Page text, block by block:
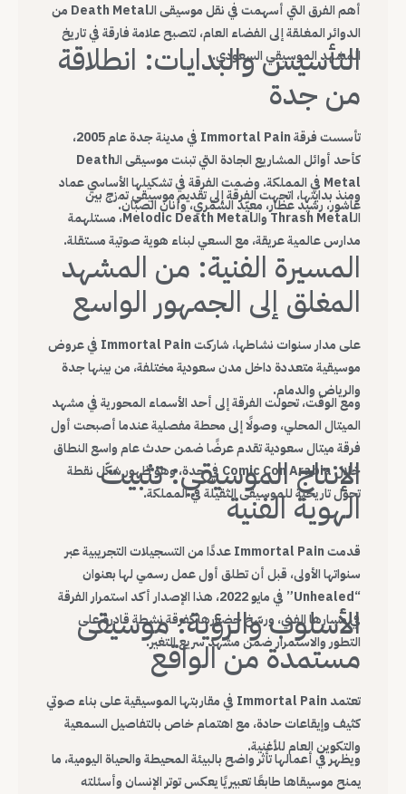
أهم الفرق التي أسهمت في نقل موسيقى الـDeath Metal من
الدوائر المغلقة إلى الفضاء العام، لتصبح علامة فارقة في تاريخ
المشهد الموسيقي السعودي.
التأسيس والبدايات: انطلاقة
من جدة
تأسست فرقة Immortal Pain في مدينة جدة عام 2005،
كأحد أوائل المشاريع الجادة التي تبنت موسيقى الـDeath
Metal في المملكة. وضمت الفرقة في تشكيلها الأساسي عماد
عاشور، رشيد عطار، معيّد الشمّري، وأنان الصبّان.
ومنذ بدايتها، اتجهت الفرقة إلى تقديم موسيقى تمزج بين
الـThrash Metal والـMelodic Death Metal، مستلهمة
مدارس عالمية عريقة، مع السعي لبناء هوية صوتية مستقلة.
المسيرة الفنية: من المشهد
المغلق إلى الجمهور الواسع
على مدار سنوات نشاطها، شاركت Immortal Pain في عروض
موسيقية متعددة داخل مدن سعودية مختلفة، من بينها جدة
والرياض والدمام.
ومع الوقت، تحولت الفرقة إلى أحد الأسماء المحورية في مشهد
الميتال المحلي، وصولًا إلى محطة مفصلية عندما أصبحت أول
فرقة ميتال سعودية تقدم عرضًا ضمن حدث عام واسع النطاق
خلال Comic Con Arabia في جدة، وهو ظهور شكّل نقطة
تحول تاريخية للموسيقى الثقيلة في المملكة.
الإنتاج الموسيقي: تثبيت
الهوية الفنية
قدمت Immortal Pain عددًا من التسجيلات التجريبية عبر
سنواتها الأولى، قبل أن تطلق أول عمل رسمي لها بعنوان
“Unhealed” في مايو 2022، هذا الإصدار أكد استمرار الفرقة
في مسارها الفني، ورسّخ حضورها كفرقة نشطة قادرة على
التطور والاستمرار ضمن مشهد سريع التغير.
الأسلوب والرؤية: موسيقى
مستمدة من الواقع
تعتمد Immortal Pain في مقاربتها الموسيقية على بناء صوتي
كثيف وإيقاعات حادة، مع اهتمام خاص بالتفاصيل السمعية
والتكوين العام للأغنية.
ويظهر في أعمالها تأثر واضح بالبيئة المحيطة والحياة اليومية، ما
يمنح موسيقاها طابعًا تعبيريًا يعكس توتر الإنسان وأسئلته